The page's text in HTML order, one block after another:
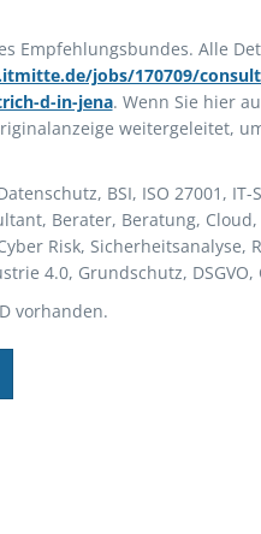
Empfehlungsbundes. Alle
jobs/170709/
d-in-jena. Wenn Sie hier
weitergeleitet,
BSI, ISO 27001,
Berater, Beratung,
Risk, Sicherheitsanalyse,
4.0, Grundschutz, DSGVO,
vorhanden.